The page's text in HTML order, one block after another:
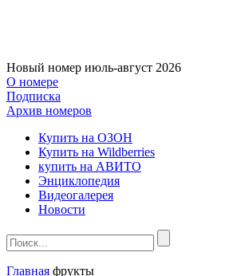
Новый номер июль-август 2026
О номере
Подписка
Архив номеров
Купить на ОЗОН
Купить на Wildberries
купить на АВИТО
Энциклопедия
Видеогалерея
Новости
Главная фрукты